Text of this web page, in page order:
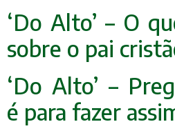
‘Do Alto’ – O
sobre o pai
‘Do Alto’ –
é para fazer